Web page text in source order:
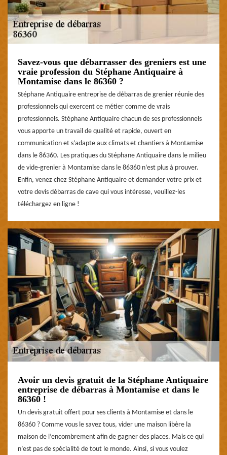
Savez-vous que débarrasser des greniers est une
vraie profession du Stéphane Antiquaire à
Montamise dans le 86360 ?
Stéphane Antiquaire entreprise de débarras de grenier réunie des
professionnels qui exercent ce métier comme de vrais
professionnels. Stéphane Antiquaire chacun de ses professionnels
vous apporte un travail de qualité et rapide, ouvert en
communication et s’adapte aux climats et chantiers à Montamise
dans le 86360. Les pratiques du Stéphane Antiquaire dans le milieu
de vide-grenier à Montamise dans le 86360 n’est plus à prouver.
Enfin, venez chez Stéphane Antiquaire et demander votre prix et
votre devis débarras de cave qui vous intéresse, veuillez-les
téléchargez en ligne !
Avoir un devis gratuit de la Stéphane Antiquaire
entreprise de débarras à Montamise et dans le
86360 !
Un devis gratuit offert pour ses clients à Montamise et dans le
86360 ? Comme vous le savez tous, vider une maison libère la
maison de l’encombrement afin de gagner des places. Mais ce qui
n’est pas de spécialité de tout le monde. Ainsi, si vous voulez